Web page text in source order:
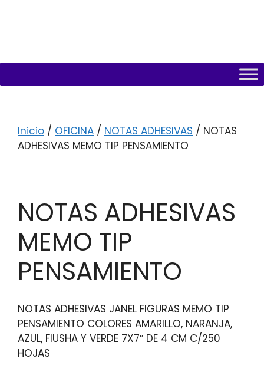
Inicio / OFICINA / NOTAS ADHESIVAS / NOTAS
ADHESIVAS MEMO TIP PENSAMIENTO
NOTAS ADHESIVAS
MEMO TIP
PENSAMIENTO
NOTAS ADHESIVAS JANEL FIGURAS MEMO TIP
PENSAMIENTO COLORES AMARILLO, NARANJA,
AZUL, FIUSHA Y VERDE 7X7″ DE 4 CM C/250
HOJAS